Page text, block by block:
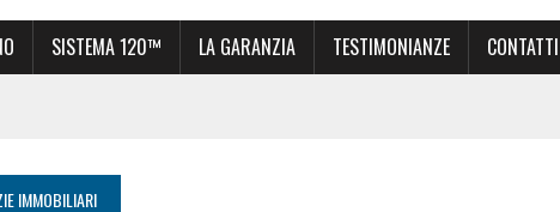
SISTEMA 120™ LA GARANZIA TESTIMONIANZE CONTATTI
IMMOBILIARI